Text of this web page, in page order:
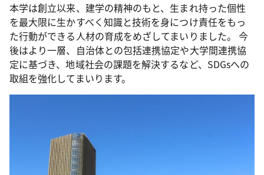
本学は創立以来、建学の精神のもと、生まれ持った個性
を最大限に生かすべく知識と技術を身につけ責任をもっ
た行動ができる人材の育成をめざしてまいりました。 今
後はより一層、自治体との包括連携協定や大学間連携協
定に基づき、地域社会の課題を解決するなど、SDGsへの
取組を強化してまいります。